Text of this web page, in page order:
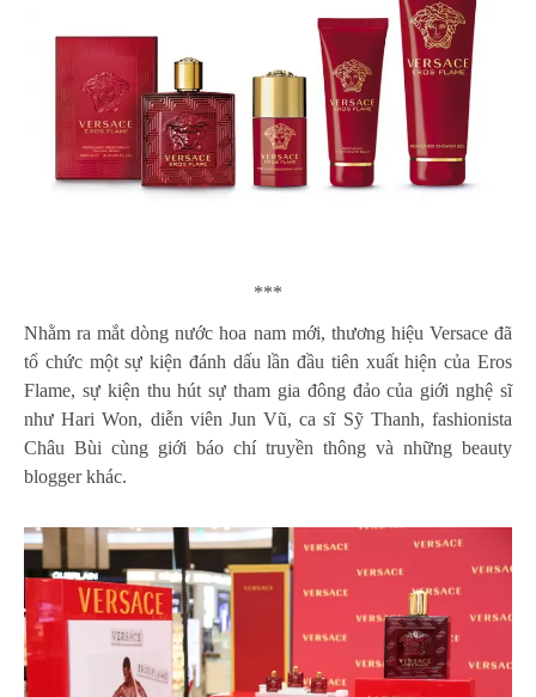
***
Nhằm ra mắt dòng nước hoa nam mới, thương hiệu Versace đã
tổ chức một sự kiện đánh dấu lần đầu tiên xuất hiện của Eros
Flame, sự kiện thu hút sự tham gia đông đảo của giới nghệ sĩ
như Hari Won, diễn viên Jun Vũ, ca sĩ Sỹ Thanh, fashionista
Châu Bùi cùng giới báo chí truyền thông và những beauty
blogger khác.